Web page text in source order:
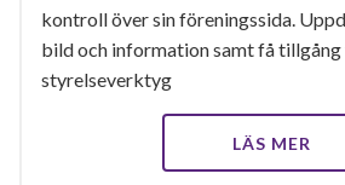
kontroll över sin föreningssida.
bild och information samt få
styrelseverktyg
LÄS MER